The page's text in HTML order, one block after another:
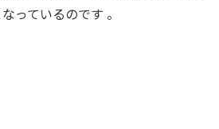
っているのです 。